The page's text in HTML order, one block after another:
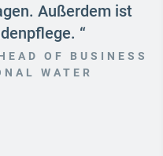
Außerdem ist
“
OF BUSINESS
WATER